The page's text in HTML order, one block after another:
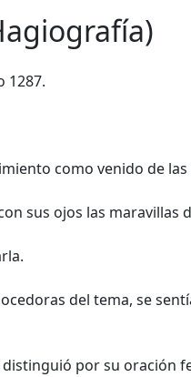
1287.
como venido de
sus ojos las maravillas
del tema, se
por su oración